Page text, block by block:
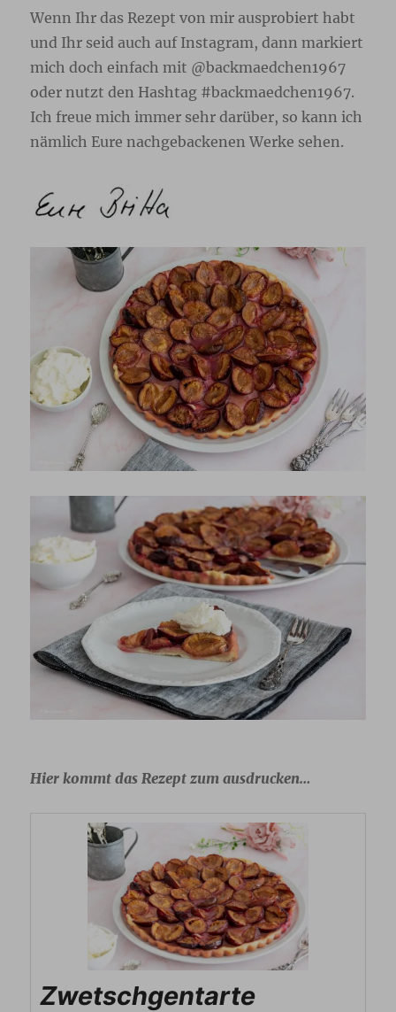
Wenn Ihr das Rezept von mir ausprobiert habt
und Ihr seid auch auf Instagram, dann markiert
mich doch einfach mit @backmaedchen1967
oder nutzt den Hashtag #backmaedchen1967.
Ich freue mich immer sehr darüber, so kann ich
nämlich Eure nachgebackenen Werke sehen.
Hier kommt das Rezept zum ausdrucken…
Zwetschgentarte